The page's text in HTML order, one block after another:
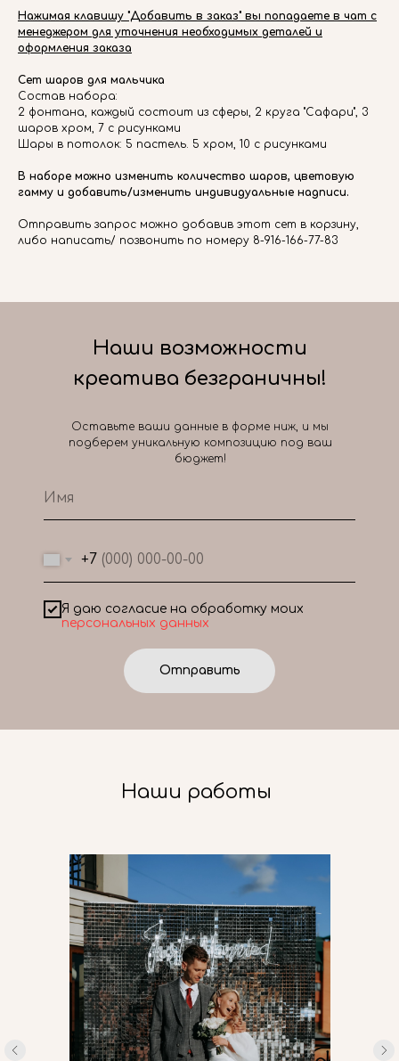
Нажимая клавишу "Добавить в заказ" вы попадаете в чат с
менеджером для уточнения необходимых деталей и
оформления заказа
Сет шаров для мальчика
Состав набора:
2 фонтана, каждый состоит из сферы, 2 круга "Сафари", 3
шаров хром, 7 с рисунками
Шары в потолок: 5 пастель. 5 хром, 10 с рисунками
В наборе можно изменить количество шаров, цветовую
гамму и добавить/изменить индивидуальные надписи.
Отправить запрос можно добавив этот сет в корзину,
либо написать/ позвонить по номеру 8-916-166-77-83
+7
Я даю согласие на обработку моих
персональных данных
Отправить
Наши возможности
креатива безграничны!
Оставьте ваши данные в форме ниж, и мы
подберем уникальную композицию под ваш
бюджет!
Наши работы